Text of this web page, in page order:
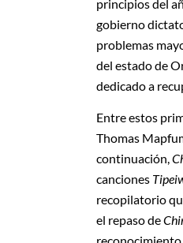
principios del
gobierno
problemas
del estado de
dedicado a
Entre estos
Thomas
continuación,
canciones
recopilatorio
el repaso de